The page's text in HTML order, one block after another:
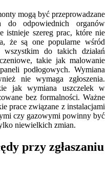
mogą być przeprowadzane
do odpowiednich organów
istnieje szereg prac, które nie
że są one popularne wśród
wszystkim do takich działań
takie jak malowanie
podłogowych. Wymiana
nie wymaga zgłoszenia.
jak wymiana uszczelek w
bez formalności. Ważne
prace związane z instalacjami
czy gazowymi powinny być
niewielkich zmian.
przy zgłaszaniu